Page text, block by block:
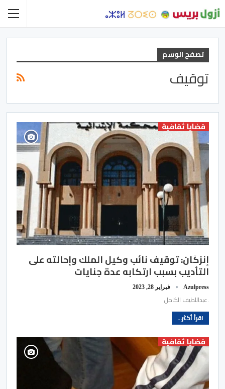
تصفح الوسم
توقيف
قضايا ثقافية
إنزكَان: توقيف نائب وكيل الملك وإحالته على
التأديب بسبب ارتكابه عدة جنايات
Azulpress فبراير 28, 2023
.عبداللطيف الكامل
اقرأ أكثر...
قضايا ثقافية